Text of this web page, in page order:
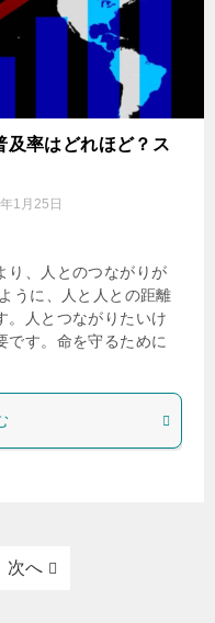
及率はどれほど？ス
1月25日
り、人とのつながりが
うに、人と人との距離
。人とつながりたいけ
です。命を守るために
次へ